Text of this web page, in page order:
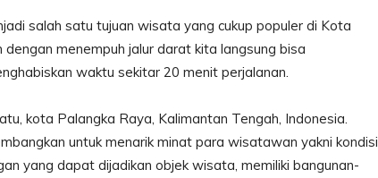
salah satu tujuan wisata yang cukup populer di Kota
menempuh jalur darat kita langsung bisa
waktu sekitar 20 menit perjalanan.
kota Palangka Raya, Kalimantan Tengah, Indonesia.
untuk menarik minat para wisatawan yakni kondisi
yang dapat dijadikan objek wisata, memiliki bangunan-